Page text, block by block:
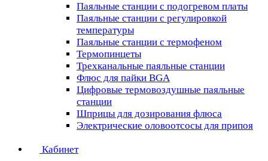
Паяльные станции с подогревом платы
Паяльные станции с регулировкой
температуры
Паяльные станции с термофеном
Термопинцеты
Трехканальные паяльные станции
Флюс для пайки BGA
Цифровые термовоздушные паяльные
станции
Шприцы для дозирования флюса
Электрические оловоотсосы для припоя
Кабинет